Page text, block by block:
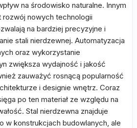
na środowisko naturalne. Innym
nowych technologii
na bardziej precyzyjne i
stali nierdzewnej. Automatyzacja
oraz wykorzystanie
zwiększa wydajność i jakość
zauważyć rosnącą popularność
i designie wnętrz. Coraz
po ten materiał ze względu na
Stal nierdzewna znajduje
w konstrukcjach budowlanych, ale